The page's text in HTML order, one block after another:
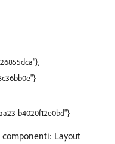
b4020f12e0bd"}
Layout